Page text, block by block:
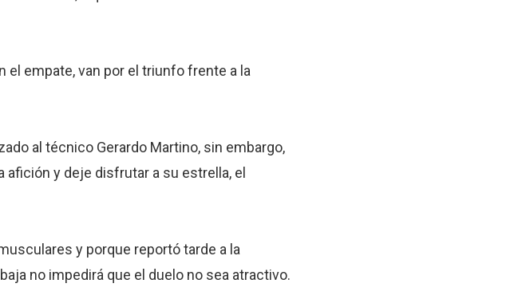
el empate, van por el triunfo frente a la
al técnico Gerardo Martino, sin embargo,
y deje disfrutar a su estrella, el
y porque reportó tarde a la
no impedirá que el duelo no sea atractivo.